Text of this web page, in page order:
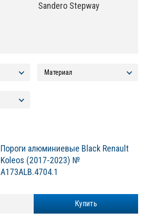
Sandero Stepway
Пороги алюминиевые Black Renault
Koleos (2017-2023) №
A173ALB.4704.1
Купить